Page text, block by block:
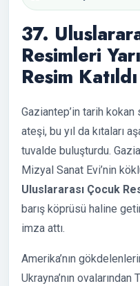
37.
Resimleri
Resim Katıldı
Gaziantep’in tarih
ateşi, bu yıl da kıtaları
tuvalde buluşturdu.
Mizyal Sanat Evi’nin
Uluslararası Çocuk
barış köprüsü haline
imza attı.
Amerika’nın
Ukrayna’nın